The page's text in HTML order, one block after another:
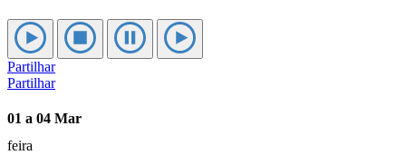
Partilhar
Partilhar
01 a 04 Mar
feira